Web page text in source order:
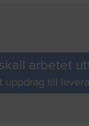
arbetet
uppdrag till